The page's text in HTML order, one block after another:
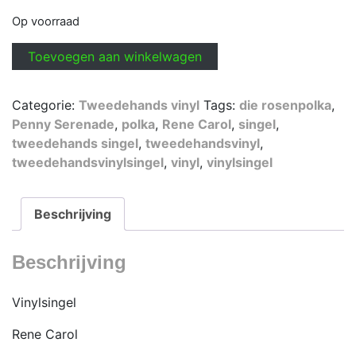
Op voorraad
Rene
Carol
Die
Rosenpolka
aantal
Toevoegen aan winkelwagen
Categorie: Tweedehands vinyl Tags: die rosenpolka,
Penny Serenade, polka, Rene Carol, singel,
tweedehands singel, tweedehandsvinyl,
tweedehandsvinylsingel, vinyl, vinylsingel
Beschrijving
Beschrijving
Vinylsingel
Rene Carol